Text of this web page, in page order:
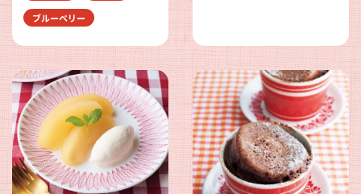
ブルーベリー